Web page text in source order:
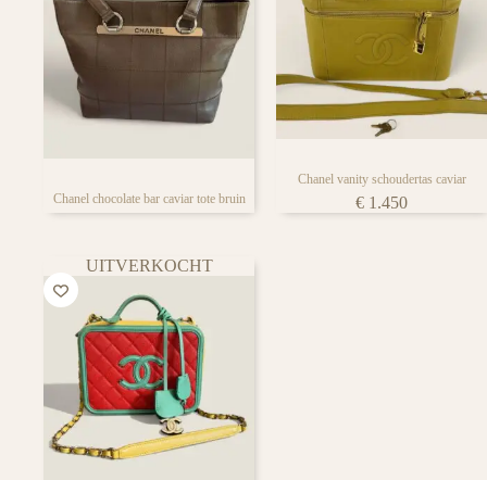
Chanel chocolate bar caviar tote bruin
Chanel vanity schoudertas caviar
€ 1.450
UITVERKOCHT